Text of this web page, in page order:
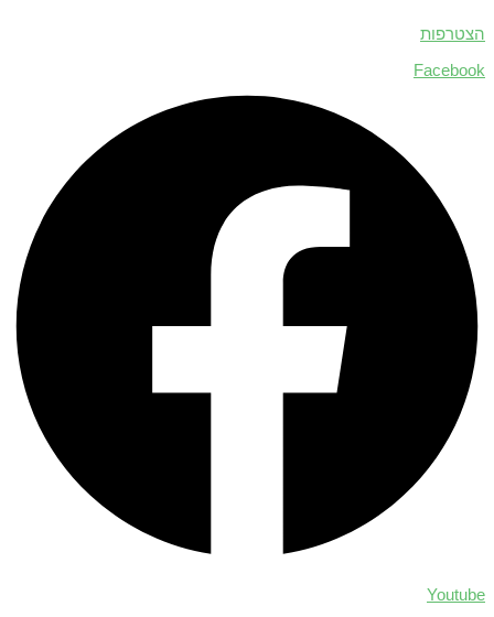
הצטרפות
Facebook
Youtube